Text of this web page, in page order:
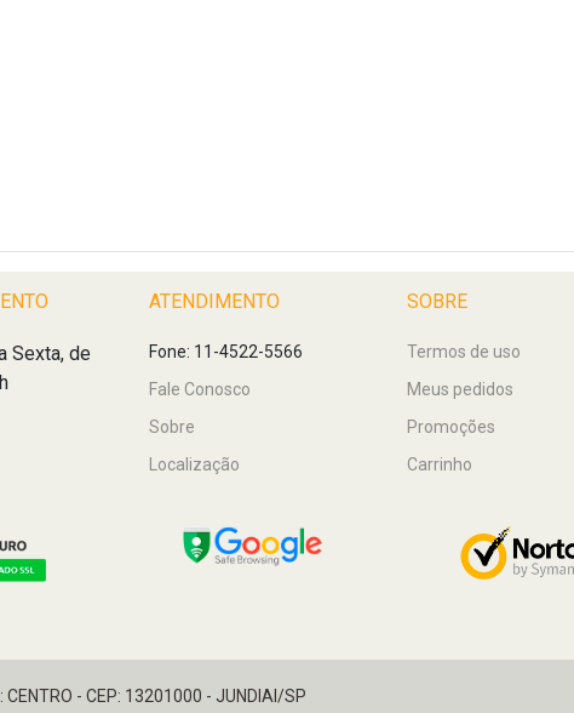
Sexta, de
ATENDIMENTO
Fone: 11-4522-5566
Fale Conosco
Sobre
Localização
SOBRE
Termos de uso
Meus pedidos
Promoções
Carrinho
- CEP: 13201000 - JUNDIAI/SP